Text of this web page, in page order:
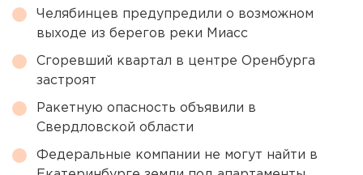
Челябинцев предупредили о возможном
выходе из берегов реки Миасс
Сгоревший квартал в центре Оренбурга
застроят
Ракетную опасность объявили в
Свердловской области
Федеральные компании не могут найти в